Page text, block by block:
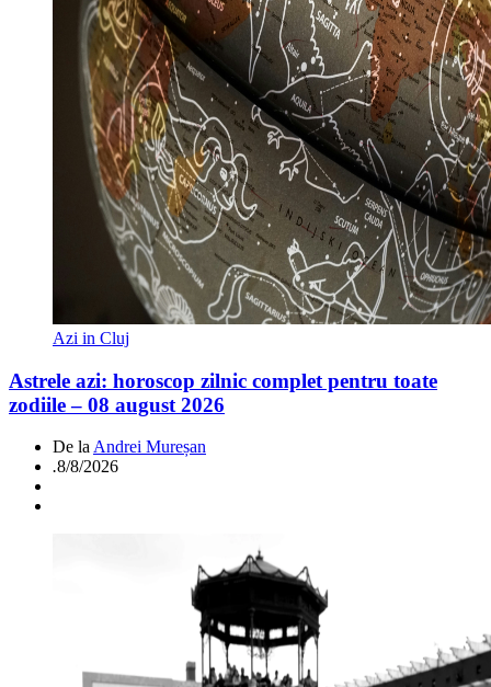
Azi in Cluj
Astrele azi: horoscop zilnic complet pentru toate
zodiile – 08 august 2026
De la Andrei Mureșan
.8/8/2026